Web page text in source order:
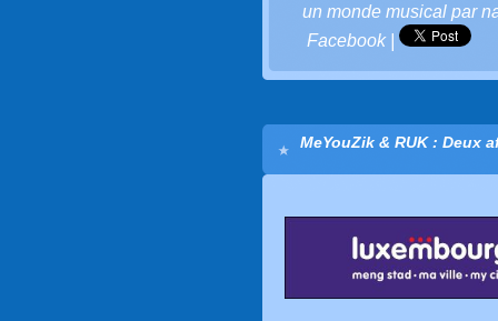
un monde musical par
Facebook|
MeYouZik & RUK : Deux